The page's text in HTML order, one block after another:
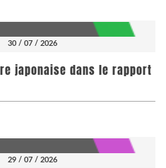
30 / 07 / 2026
japonaise dans le rapport
29 / 07 / 2026